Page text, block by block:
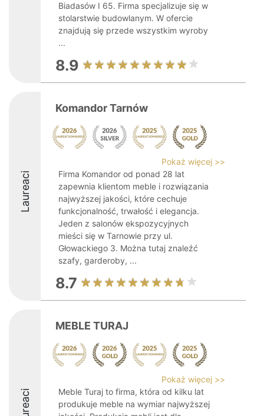
Biadasów I 65. Firma specjalizuje się w
stolarstwie budowlanym. W ofercie
znajdują się przede wszystkim wyroby
...
8.9
Laureaci
Komandor Tarnów
Pokaż więcej >>
Firma Komandor od ponad 28 lat
zapewnia klientom meble i rozwiązania
najwyższej jakości, które cechuje
funkcjonalność, trwałość i elegancja.
Jeden z salonów ekspozycyjnych
mieści się w Tarnowie przy ul.
Głowackiego 3. Można tutaj znaleźć
szafy, garderoby, ...
8.7
MEBLE TURAJ
Pokaż więcej >>
Meble Turaj to firma, która od kilku lat
produkuje meble na wymiar najwyższej